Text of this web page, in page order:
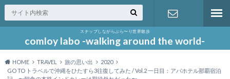
スナップしながらぶら〜り世界散歩
comloy labo -walking around the world-
お問い合わ
HOME TRAVEL 旅の思い出
2020
GO TO トラベルで沖縄をひたすら3往復してみた / Vol.2 一日目：アパホテル那覇宿泊